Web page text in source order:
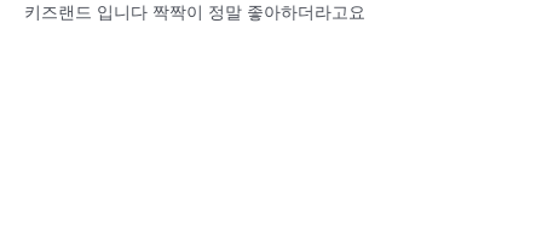
키즈랜드 입니다 짝짝이 정말 좋아하더라고요